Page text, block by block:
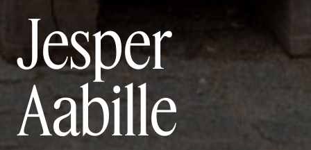
Jesper
Aabille